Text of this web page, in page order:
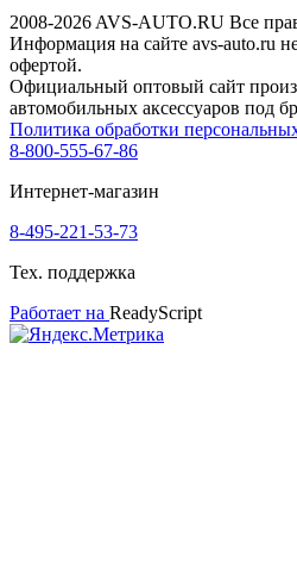
2008-2026 AVS-AUTO.RU Все
Информация на сайте avs-auto.ru
офертой.
Официальный оптовый сайт
автомобильных аксессуаров под
Политика обработки
8-800-555-67-86
Интернет-магазин
8-495-221-53-73
Тех. поддержка
Работает на ReadyScript